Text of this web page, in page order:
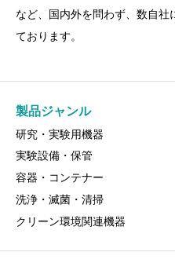
など、国内外を問わず、数自社
ております。
製品ジャンル
研究・実験用機器
実験設備・保管
容器・コンテナー
洗浄・滅菌・清掃
クリーン環境関連機器